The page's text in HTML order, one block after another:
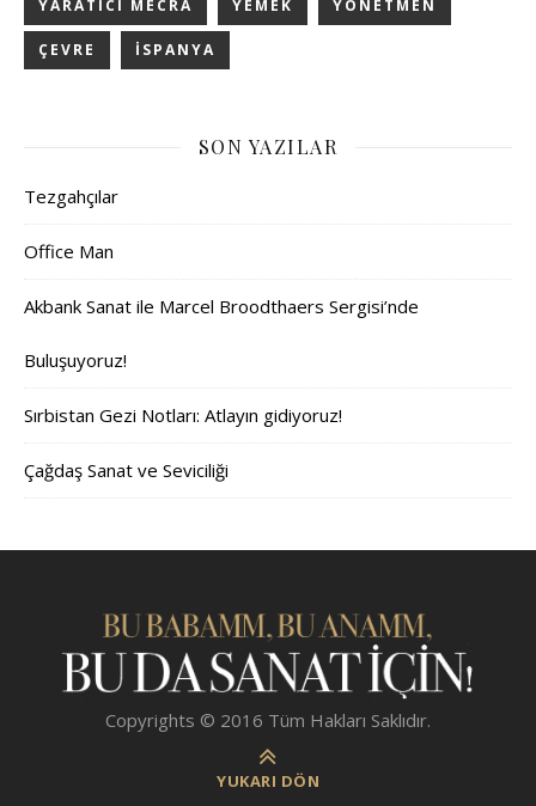
YARATICI MECRA YEMEK YÖNETMEN
ÇEVRE İSPANYA
SON YAZILAR
Tezgahçılar
Office Man
Akbank Sanat ile Marcel Broodthaers Sergisi’nde
Buluşuyoruz!
Sırbistan Gezi Notları: Atlayın gidiyoruz!
Çağdaş Sanat ve Seviciliği
Copyrights © 2016 Tüm Hakları Saklıdır.
YUKARI DÖN